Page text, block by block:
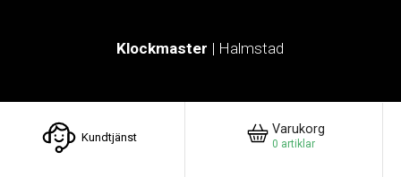
Klockmaster | Halmstad
Kundtjänst
Varukorg
0 artiklar